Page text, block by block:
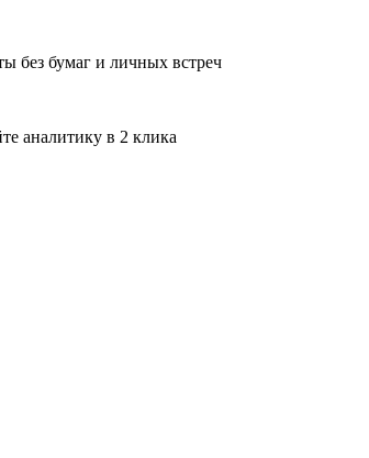
без бумаг и личных встреч
аналитику в 2 клика